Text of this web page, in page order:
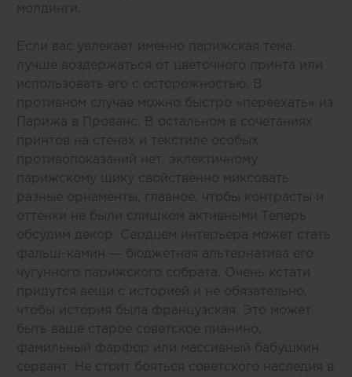
молдинги.
Если вас увлекает именно парижская тема,
лучше воздержаться от цветочного принта или
использовать его с осторожностью. В
противном случае можно быстро «переехать» из
Парижа в Прованс. В остальном в сочетаниях
принтов на стенах и текстиле особых
противопоказаний нет, эклектичному
парижскому шику свойственно миксовать
разные орнаменты, главное, чтобы контрасты и
оттенки не были слишком активными.Теперь
обсудим декор. Сердцем интерьера может стать
фальш-камин — бюджетная альтернатива его
чугунного парижского собрата. Очень кстати
придутся вещи с историей и не обязательно,
чтобы история была французская. Это может
быть ваше старое советское пианино,
фамильный фарфор или массивный бабушкин
сервант. Не стоит бояться советского наследия в